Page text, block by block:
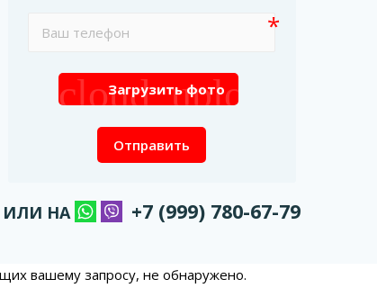
cloud_upload
Загрузить фото
Отправить
ИЛИ НА +7 (999) 780-67-79
вашему запросу, не обнаружено.